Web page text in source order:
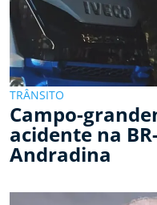
TRÂNSITO
Campo-
acidente na
Andradina